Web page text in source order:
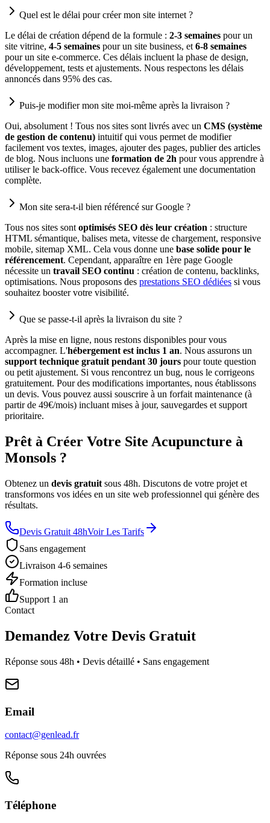
Quel est le délai pour créer mon site internet ?
Le délai de création dépend de la formule : 2-3 semaines pour un
site vitrine, 4-5 semaines pour un site business, et 6-8 semaines
pour un site e-commerce. Ces délais incluent la phase de design,
développement, tests et ajustements. Nous respectons les délais
annoncés dans 95% des cas.
Puis-je modifier mon site moi-même après la livraison ?
Oui, absolument ! Tous nos sites sont livrés avec un CMS (système
de gestion de contenu) intuitif qui vous permet de modifier
facilement vos textes, images, ajouter des pages, publier des articles
de blog. Nous incluons une formation de 2h pour vous apprendre à
utiliser le back-office. Vous recevez également une documentation
complète.
Mon site sera-t-il bien référencé sur Google ?
Tous nos sites sont optimisés SEO dès leur création : structure
HTML sémantique, balises meta, vitesse de chargement, responsive
mobile, sitemap XML. Cela vous donne une base solide pour le
référencement. Cependant, apparaître en 1ère page Google
nécessite un travail SEO continu : création de contenu, backlinks,
optimisations. Nous proposons des prestations SEO dédiées si vous
souhaitez booster votre visibilité.
Que se passe-t-il après la livraison du site ?
Après la mise en ligne, nous restons disponibles pour vous
accompagner. L'hébergement est inclus 1 an. Nous assurons un
support technique gratuit pendant 30 jours pour toute question
ou petit ajustement. Si vous rencontrez un bug, nous le corrigeons
gratuitement. Pour des modifications importantes, nous établissons
un devis. Vous pouvez aussi souscrire à un forfait maintenance (à
partir de 49€/mois) incluant mises à jour, sauvegardes et support
prioritaire.
Prêt à Créer Votre Site Acupuncture à
Monsols ?
Obtenez un devis gratuit sous 48h. Discutons de votre projet et
transformons vos idées en un site web professionnel qui génère des
résultats.
Devis Gratuit 48hVoir Les Tarifs
Sans engagement
Livraison 4-6 semaines
Formation incluse
Support 1 an
Contact
Demandez Votre Devis Gratuit
Réponse sous 48h • Devis détaillé • Sans engagement
Email
contact@genlead.fr
Réponse sous 24h ouvrées
Téléphone